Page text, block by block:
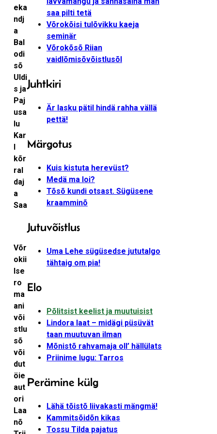
eka
ndj
a
Bal
odi
sõ
Uldi
s ja
Paj
usa
lu
Kar
kõr
ral
daj
a
Saa
Võr
okii
lse
ro
ma
ani
või
stlu
sõ
või
dut
öie
aut
ori
Laa
nõ
saa pilti tetä
Võrokõisi tulõvikku kaeja
seminär
Võrokõsõ Riian
vaidlõmisõvõistlusõl
Juhtkiri
Är lasku pätil hindä rahha vällä
pettä!
Märgotus
Kuis kistuta herevüst?
Medä ma loi?
Tõsõ kundi otsast. Sügüsene
kraamminõ
Jutuvõistlus
Uma Lehe sügüsedse jututalgo
tähtaig om pia!
Elo
Põlitsist keelist ja muutuisist
Lindora laat – midägi püsüvät
taan muutuvan ilman
Mõnistõ rahvamaja oll’ hällülats
Priinime lugu: Tarros
Perämine külg
Lähä tõistõ liivakasti mängmä!
Kammitsõidõn kikas
Tossu Tilda pajatus